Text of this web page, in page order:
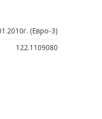
(Евро-3)
122.1109080